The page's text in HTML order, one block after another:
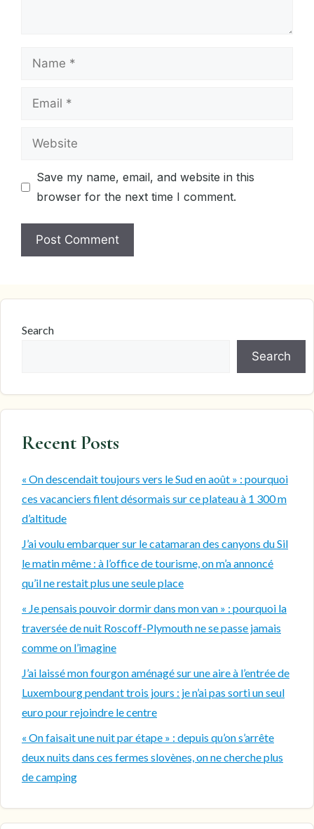
Name
Email
Website
Save my name, email, and website in this
browser for the next time I comment.
Search
Search
Recent Posts
« On descendait toujours vers le Sud en août » : pourquoi
ces vacanciers filent désormais sur ce plateau à 1 300 m
d’altitude
J’ai voulu embarquer sur le catamaran des canyons du Sil
le matin même : à l’office de tourisme, on m’a annoncé
qu’il ne restait plus une seule place
« Je pensais pouvoir dormir dans mon van » : pourquoi la
traversée de nuit Roscoff-Plymouth ne se passe jamais
comme on l’imagine
J’ai laissé mon fourgon aménagé sur une aire à l’entrée de
Luxembourg pendant trois jours : je n’ai pas sorti un seul
euro pour rejoindre le centre
« On faisait une nuit par étape » : depuis qu’on s’arrête
deux nuits dans ces fermes slovènes, on ne cherche plus
de camping